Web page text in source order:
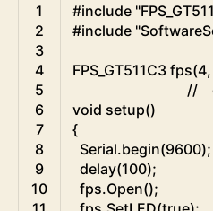
1
2
3
4
5
6
7
8
9
10
#include
#include
FPS GT511C3 fps(4,
//
void setup()
{
Serial.begin(9600);
delay(100);
fps.Open();